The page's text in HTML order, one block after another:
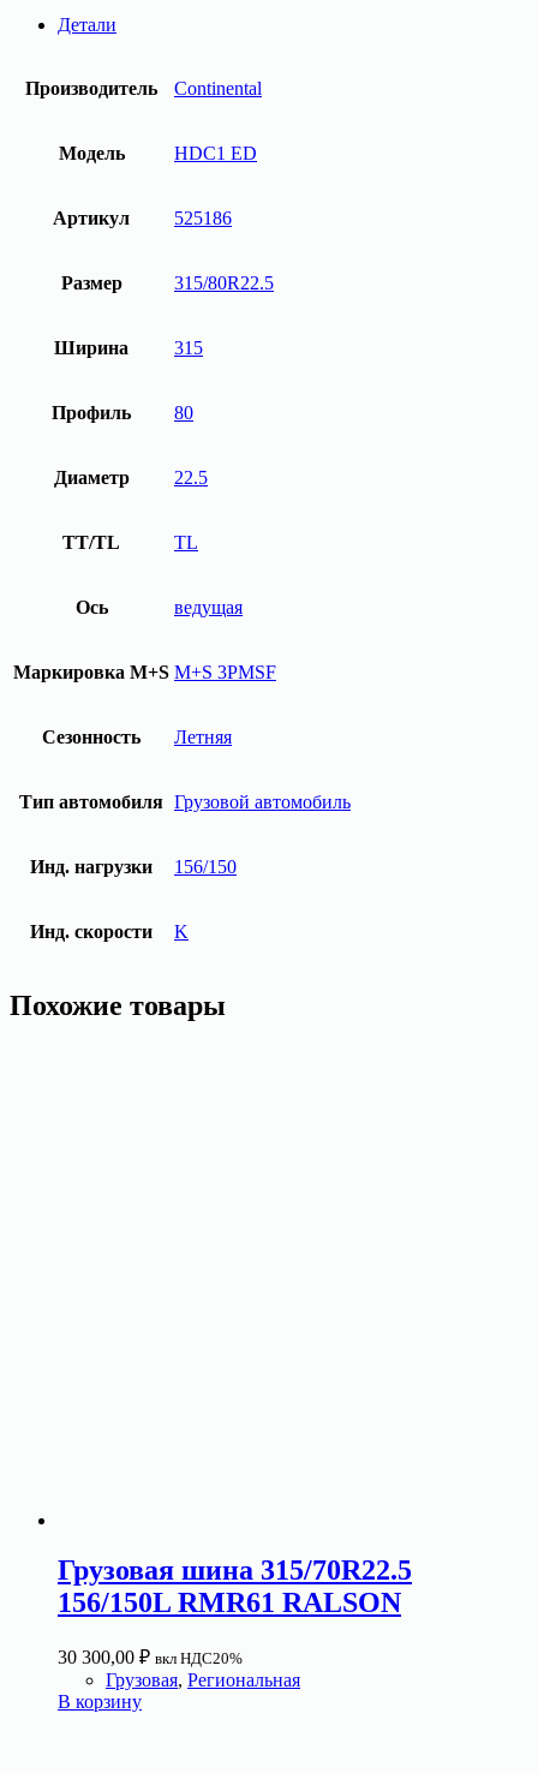
315/80R22.5
HDC1
156/150K
M+S
Continental
Детали
Производитель Continental
Модель HDC1 ED
Артикул 525186
Размер 315/80R22.5
Ширина 315
Профиль 80
Диаметр 22.5
TT/TL TL
Ось ведущая
Маркировка M+S M+S 3PMSF
Сезонность Летняя
Тип автомобиля Грузовой автомобиль
Инд. нагрузки 156/150
Инд. скорости K
Похожие товары
Грузовая шина 315/70R22.5
156/150L RMR61 RALSON
30 300,00 ₽ вкл НДС20%
Грузовая, Региональная
В корзину